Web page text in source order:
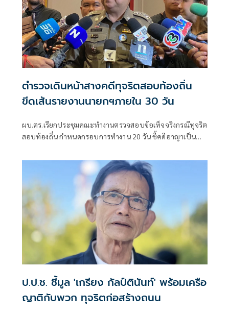
ตำรวจเดินหน้าสางคดีทุจริตสอบท้องถิ่น
ขีดเส้นรายงานนายกฯภายใน 30 วัน
ผบ.ตร.เรียกประชุมคณะทำงานตรวจสอบข้อเท็จจริงกรณีทุจริต
สอบท้องถิ่น กำหนดกรอบการทำงาน 20 วัน ชี้คดีอาญาเป็น
ป.ป.ช. ชี้มูล 'เกรียง กัลป์ตินันท์' พร้อมเครือ
ญาติกับพวก ทุจริตก่อสร้างถนน